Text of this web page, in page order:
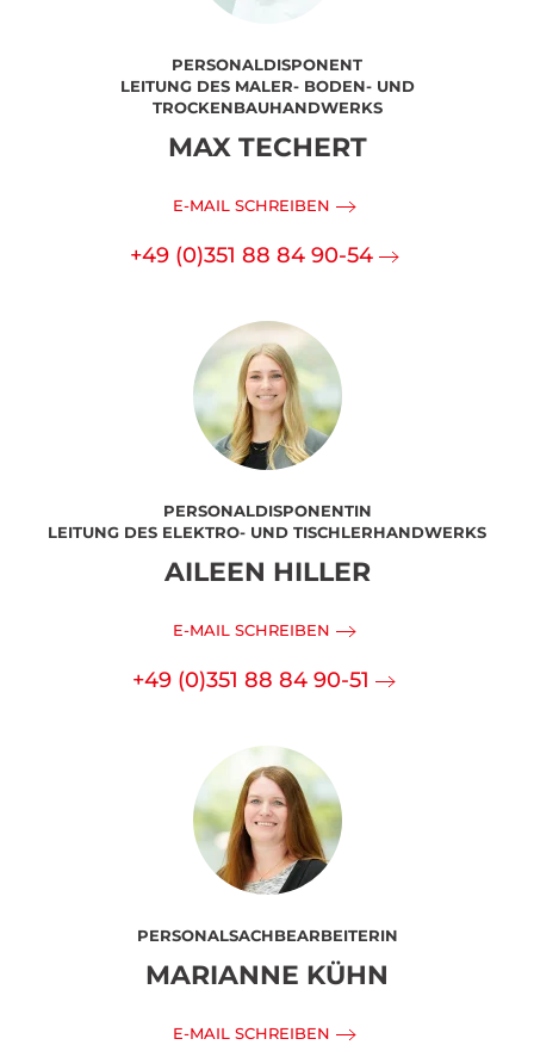
PERSONALDISPONENT
LEITUNG DES MALER- BODEN- UND
TROCKENBAUHANDWERKS
MAX TECHERT
E-MAIL SCHREIBEN
+49 (0)351 88 84 90-54
PERSONALDISPONENTIN
LEITUNG DES ELEKTRO- UND TISCHLERHANDWERKS
AILEEN HILLER
E-MAIL SCHREIBEN
+49 (0)351 88 84 90-51
PERSONALSACHBEARBEITERIN
MARIANNE KÜHN
E-MAIL SCHREIBEN